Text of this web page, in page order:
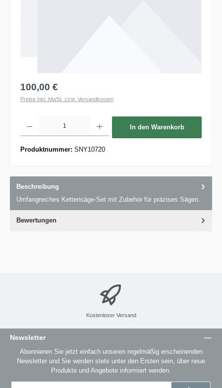
100,00 €
Preise inkl. MwSt. zzgl. Versandkosten
In den Warenkorb
Produktnummer: SNY10720
Beschreibung
Umfangreiches Kettensäge-Set mit Zubehör für präzises Sägen.
Bewertungen
Kostenloser Versand
Newsletter
Abonnieren Sie jetzt einfach unseren regelmäßig erscheinenden
Newsletter und Sie werden stets unter den Ersten sein, über neue
Produkte und Angebote informiert werden.